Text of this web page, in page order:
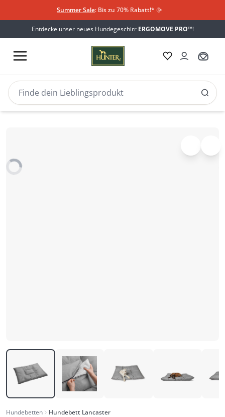
Summer Sale: Bis zu 70% Rabatt!* 🌞
Entdecke unser neues Hundegeschirr ERGOMOVE PRO™!
Hundebetten Hundebett Lancaster